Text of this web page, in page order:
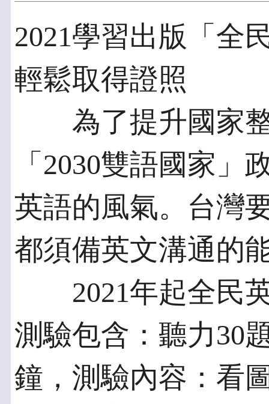
2021學習出版「全
輕鬆取得證照
為了提升國家整
「2030雙語國家」
英語的風氣。台灣
都須備英文溝通的
2021年起全民英
測驗包含：聽力30
鐘，測驗內容：看